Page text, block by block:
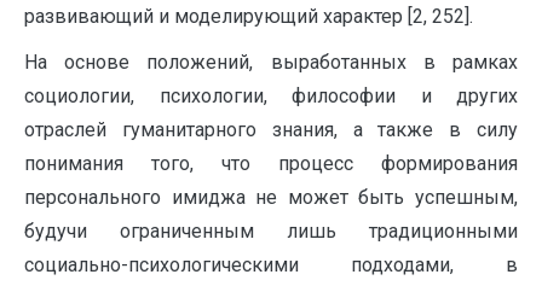
развивающий и моделирующий характер [2, 252].
На основе положений, выработанных в рамках
социологии, психологии, философии и других
отраслей гуманитарного знания, а также в силу
понимания того, что процесс формирования
персонального имиджа не может быть успешным,
будучи ограниченным лишь традиционными
социально-психологическими подходами, в